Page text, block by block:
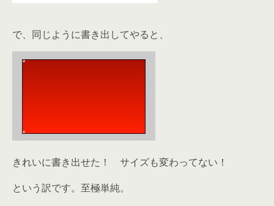
で、同じように書き出してやると、
きれいに書き出せた！ サイズも変わってない！
という訳です。至極単純。